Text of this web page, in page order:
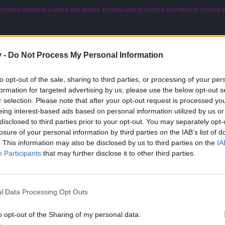
- Do Not Process My Personal Information
opt-out of the sale, sharing to third parties, or processing of your
for targeted advertising by us, please use the below opt-out
selection. Please note that after your opt-out request is processed
interest-based ads based on personal information utilized by us
to third parties prior to your opt-out. You may separately
of your personal information by third parties on the IAB’s list of
This information may also be disclosed by us to third parties on the
Participants that may further disclose it to other third parties.
Data Processing Opt Outs
opt-out of the Sharing of my personal data.
плавать в воде, как рыбы, теперь нам осталось научиться
громко сказано), больше подходит "клуб товарищей по
доната и донат не рассматриваю =)), из этого
"схожего уровня развития". Скайп и дискорд по желанию, я не
мне - 35 лет, имеет значение лишь культура общения.
и ваш уровень 55 или близко к тому, трудно найти
среди игроков, имеющих персонажей с характеристиками
пишите (личные сообщения в игре) никнейм моего
может кому-то это важно.
.
сообщения на форуме мало кто читает